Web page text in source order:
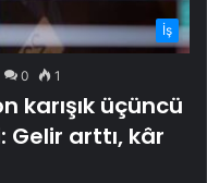
İş
0 1
karışık üçüncü
Gelir arttı, kâr